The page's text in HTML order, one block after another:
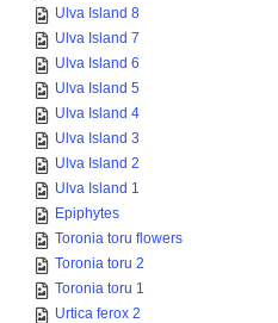
Ulva Island 8
Ulva Island 7
Ulva Island 6
Ulva Island 5
Ulva Island 4
Ulva Island 3
Ulva Island 2
Ulva Island 1
Epiphytes
Toronia toru flowers
Toronia toru 2
Toronia toru 1
Urtica ferox 2